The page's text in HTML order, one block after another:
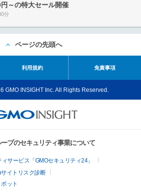
～の特大セール開催
分
ページの先頭へ
利用規約 免責事項
GMO INSIGHT Inc. All Rights Reserved.
プのセキュリティ事業について
サービス「GMOセキュリティ24」
サイトリスク診断
ット